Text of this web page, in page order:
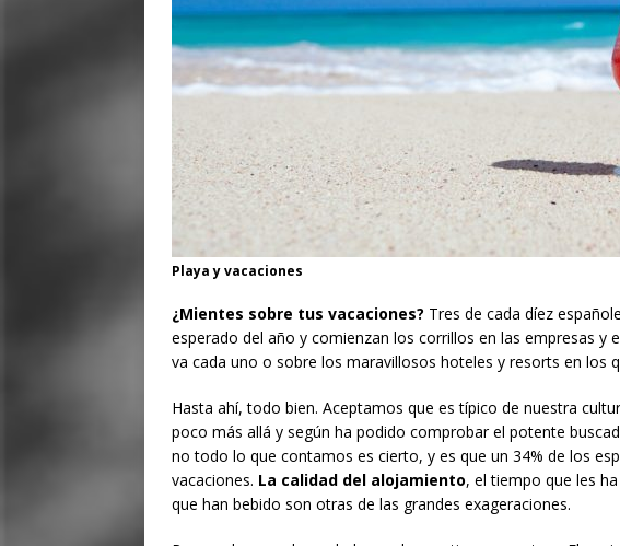
Playa y vacaciones
¿Mientes sobre tus vacaciones? Tres de cada díez
esperado del año y comienzan los corrillos en las empresas y
va cada uno o sobre los maravillosos hoteles y resorts en los
Hasta ahí, todo bien. Aceptamos que es típico de nuestra
poco más allá y según ha podido comprobar el potente
no todo lo que contamos es cierto, y es que un 34% de los
vacaciones. La calidad del alojamiento, el tiempo que les
que han bebido son otras de las grandes exageraciones.